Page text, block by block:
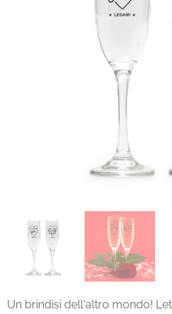
Un brindisi dell'altro mondo!